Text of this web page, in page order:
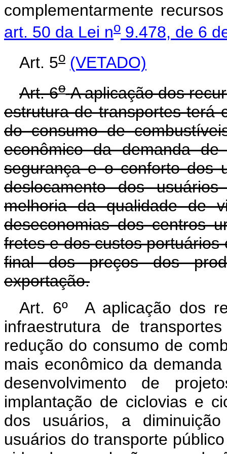
complementarmente
art. 50 da Lei no 9.478, de 6
Art. 5o (VETADO)
Art. 6o A aplicação dos
estrutura de transportes terá
do consumo de
econômico da demanda
segurança e o conforto dos
deslocamento dos
melhoria da qualidade de
deseconomias dos centros
fretes e dos custos
final dos preços dos
exportação.
Art. 6º A aplicação dos
infraestrutura de
redução do consumo de
mais econômico da
desenvolvimento de
implantação de ciclovias e
dos usuários, a
usuários do transporte